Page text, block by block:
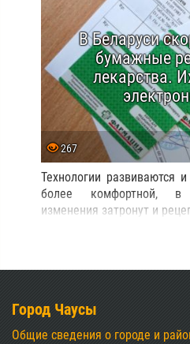
В Беларуси
бумажные
лекарства.
267
Технологии
более комфортной,
изменения затронут и
Город Чаусы
Общие сведения о городе и